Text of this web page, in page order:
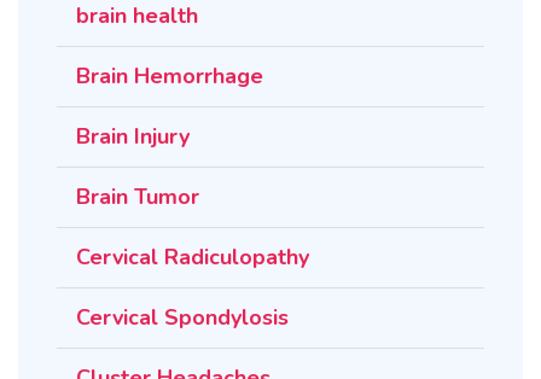
brain health
Brain Hemorrhage
Brain Injury
Brain Tumor
Cervical Radiculopathy
Cervical Spondylosis